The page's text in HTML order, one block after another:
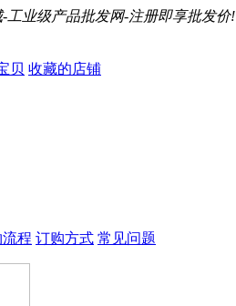
-工业级产品批发网-注册即享批发价!
贝 收藏的店铺
程 订购方式 常见问题